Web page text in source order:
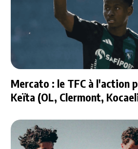
Mercato : le TFC à l'action
Keïta (OL, Clermont,